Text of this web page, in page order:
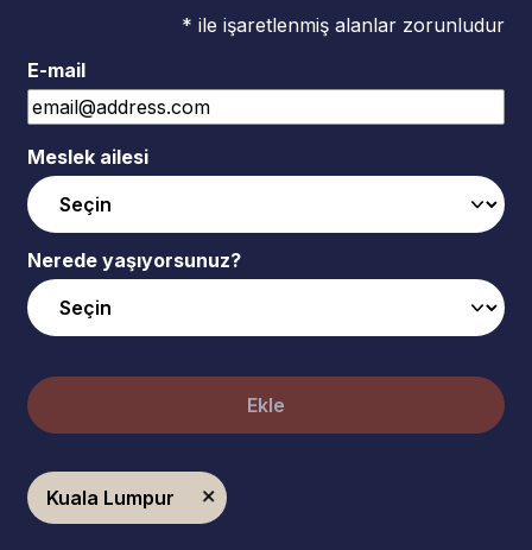
* ile işaretlenmiş alanlar zorunludur
E-mail
Meslek ailesi
Nerede yaşıyorsunuz?
Ekle
Kuala Lumpur